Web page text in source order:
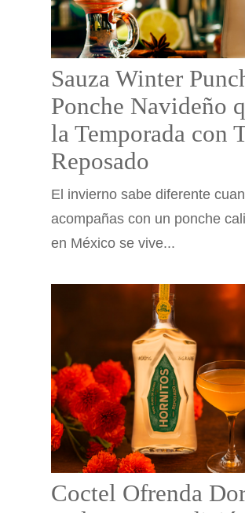
Sauza Winter
Ponche Navideño
la Temporada con
Reposado
El invierno sabe diferente
acompañas con un ponche
en México se vive...
Coctel Ofrenda